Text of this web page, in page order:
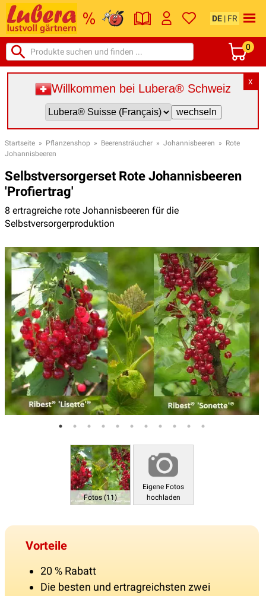
DE | FR
0
X
Willkommen bei Lubera® Schweiz
Startseite » Pflanzenshop » Beerensträucher » Johannisbeeren » Rote
Johannisbeeren
Selbstversorgerset Rote Johannisbeeren
'Profiertrag'
8 ertragreiche rote Johannisbeeren für die
Selbstversorgerproduktion
Fotos (11)
Eigene Fotos
hochladen
Vorteile
20 % Rabatt
Die besten und ertragreichsten zwei